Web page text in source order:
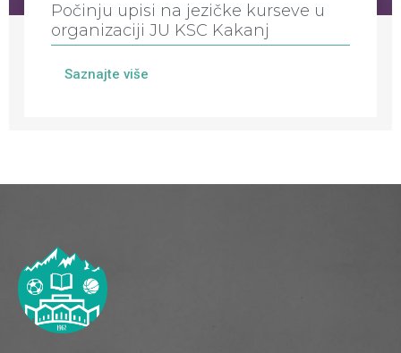
Počinju upisi na jezičke kurseve u
organizaciji JU KSC Kakanj
Saznajte više